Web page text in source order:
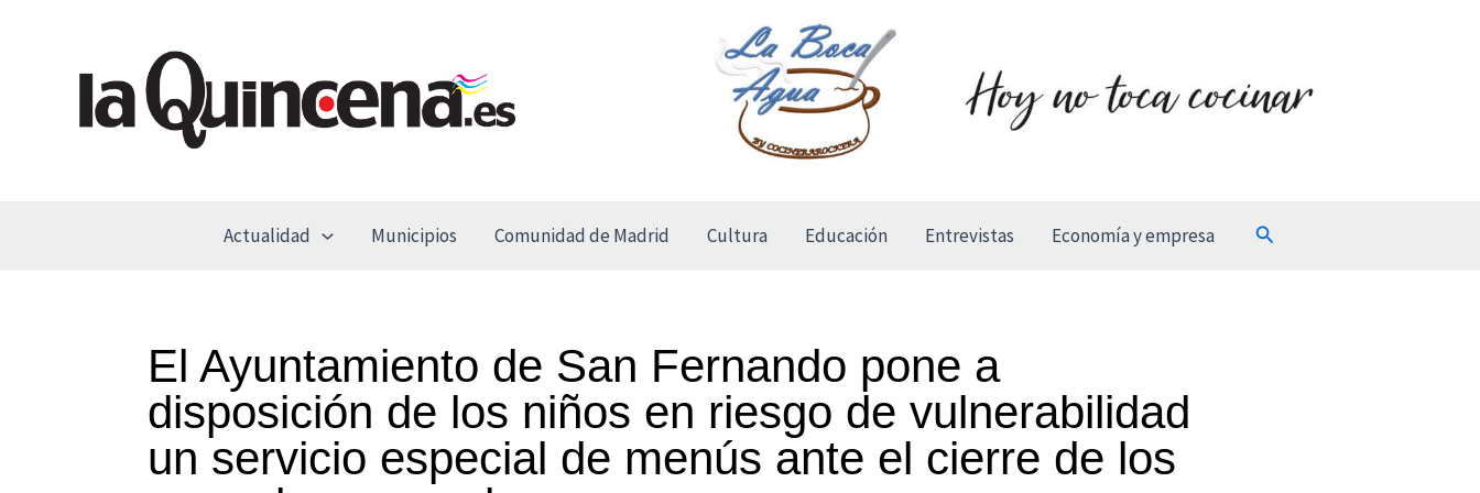
contenido
Actualidad Municipios Comunidad de Madrid Cultura Educación Entrevistas Economía y empresa Buscar
El Ayuntamiento de San Fernando pone a
disposición de los niños en riesgo de vulnerabilidad
un servicio especial de menús ante el cierre de los